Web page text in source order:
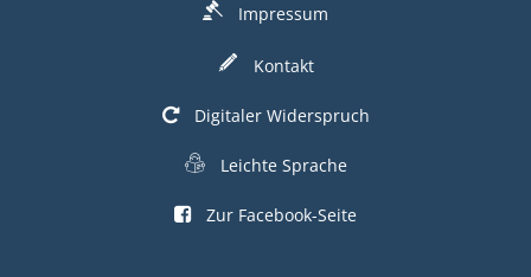
Impressum
Kontakt
Digitaler Widerspruch
Leichte Sprache
Zur Facebook-Seite